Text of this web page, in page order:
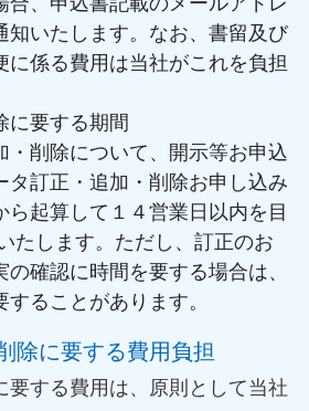
知いたします。なお、書留及び
に係る費用は当社がこれを負担
に要する期間
・削除について、開示等お申込
タ訂正・追加・削除お申し込み
ら起算して１４営業日以内を目
たします。ただし、訂正のお
確認に時間を要する場合は、
ることがあります。
除に要する費用負担
要する費用は、原則として当社